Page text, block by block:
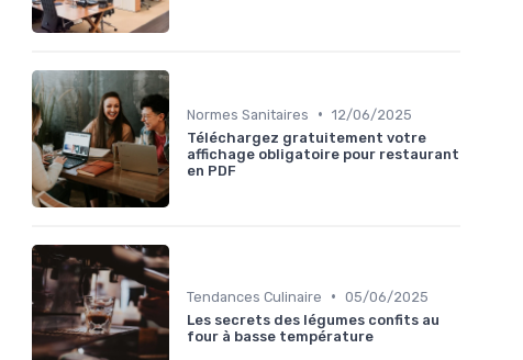
Normes Sanitaires • 12/06/2025
Téléchargez gratuitement votre
affichage obligatoire pour restaurant
en PDF
Tendances Culinaire • 05/06/2025
Les secrets des légumes confits au
four à basse température